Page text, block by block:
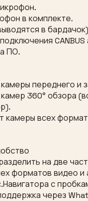
в комплекте.
в
ПО.
переднего и
360° обзора
камеры всех
на две
форматов видео и
с
через